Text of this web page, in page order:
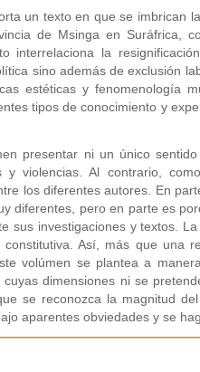
un texto en que se imbrican
de Msinga en Suráfrica,
interrelaciona la
sino además de exclusión
estéticas y fenomenología
tipos de conocimiento y
presentar ni un único
y violencias. Al contrario,
los diferentes autores. En
diferentes, pero en parte es
sus investigaciones y textos.
Así, más que una
volúmen se plantea a
dimensiones ni se
se reconozca la magnitud
aparentes obviedades y se